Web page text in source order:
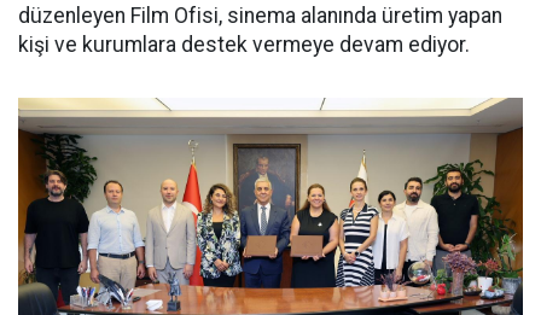
düzenleyen Film Ofisi, sinema alanında üretim yapan
kişi ve kurumlara destek vermeye devam ediyor.